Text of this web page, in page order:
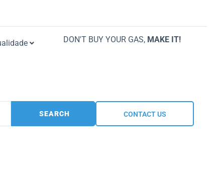
DON'T BUY YOUR GAS, MAKE IT!
SEARCH CONTACT US